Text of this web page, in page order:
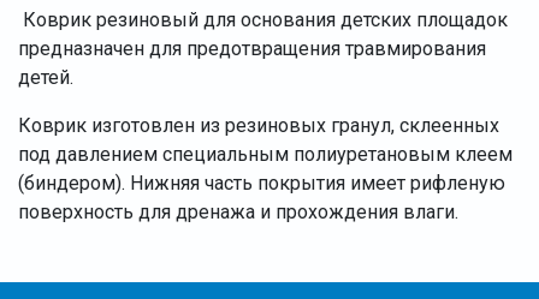
Коврик резиновый для основания детских площадок
предназначен для предотвращения травмирования
детей.
Коврик изготовлен из резиновых гранул, склеенных
под давлением специальным полиуретановым клеем
(биндером). Нижняя часть покрытия имеет рифленую
поверхность для дренажа и прохождения влаги.